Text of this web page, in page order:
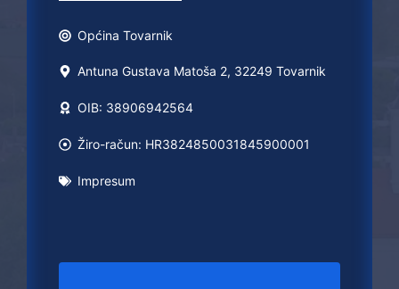
Općina Tovarnik
Antuna Gustava Matoša 2, 32249 Tovarnik
OIB: 38906942564
Žiro-račun: HR3824850031845900001
Impresum